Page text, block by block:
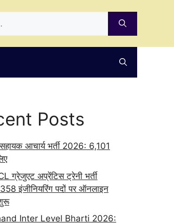
Posts
आचार्य भर्ती 2026: 6,101
ग्रेजुएट अप्रेंटिस ट्रेनी भर्ती
इंजीनियरिंग पदों पर ऑनलाइन
Inter Level Bharti 2026: